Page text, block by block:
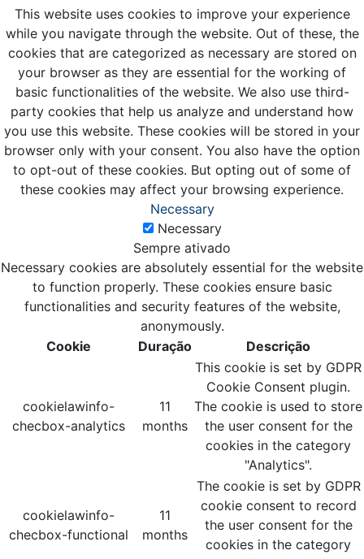
This website uses cookies to improve your experience
while you navigate through the website. Out of these, the
cookies that are categorized as necessary are stored on
your browser as they are essential for the working of
basic functionalities of the website. We also use third-
party cookies that help us analyze and understand how
you use this website. These cookies will be stored in your
browser only with your consent. You also have the option
to opt-out of these cookies. But opting out of some of
these cookies may affect your browsing experience.
Necessary
Necessary
Sempre ativado
Necessary cookies are absolutely essential for the website
to function properly. These cookies ensure basic
functionalities and security features of the website,
anonymously.
Cookie
Duração Descrição
cookielawinfo-
checbox-analytics
11
months
This cookie is set by GDPR
Cookie Consent plugin.
The cookie is used to store
the user consent for the
cookies in the category
"Analytics".
cookielawinfo-
checbox-functional
11
months
The cookie is set by GDPR
cookie consent to record
the user consent for the
cookies in the category